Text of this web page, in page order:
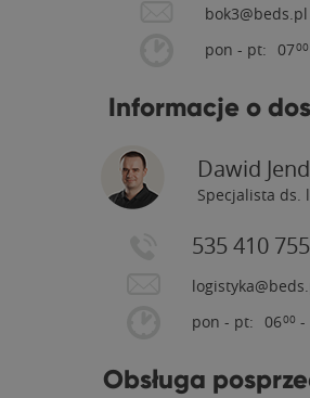
bok3@beds.pl
pon - pt: 0700
Informacje o
Dawid
Specjalista ds.
535 410 755
pon - pt: 0600 -
Obsługa